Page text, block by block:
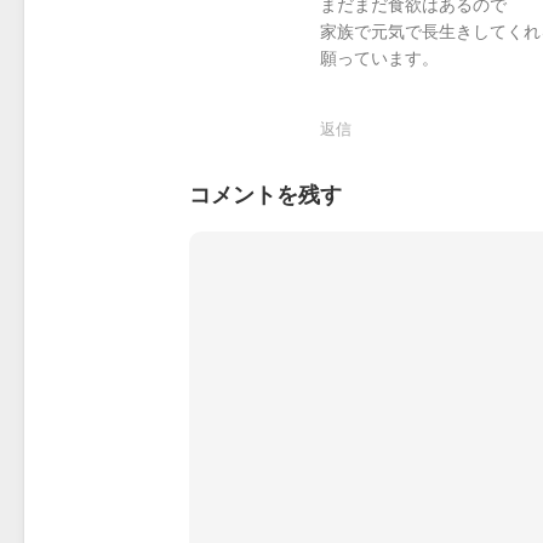
まだまだ食欲はあるので
家族で元気で長生きしてく
願っています。
返信
コメントを残す